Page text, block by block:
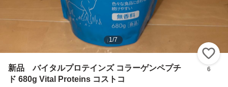
1/7
新品 バイタルプロテインズ コラーゲンペプチ
ド 680g Vital Proteins コストコ
6